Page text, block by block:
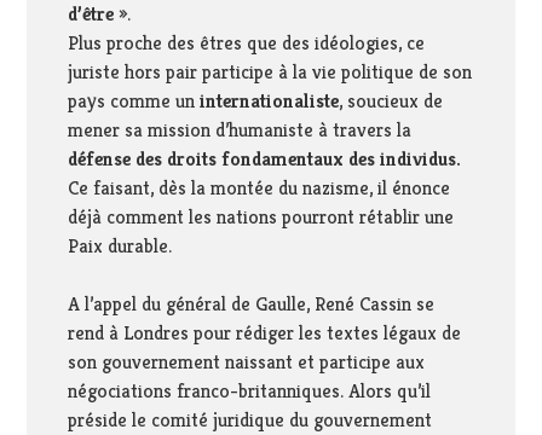
d’être».
Plus proche des êtres que des idéologies, ce
juriste hors pair participe à la vie politique de son
pays comme uninternationaliste, soucieux de
mener sa mission d’humaniste à travers la
défense des droits fondamentaux des individus.
Ce faisant, dès la montée du nazisme, il énonce
déjà comment les nations pourront rétablir une
Paix durable.
A l’appel du général de Gaulle, René Cassin se
rend à Londres pour rédiger les textes légaux de
son gouvernement naissant et participe aux
négociations franco-britanniques. Alors qu’il
préside le comité juridique du gouvernement